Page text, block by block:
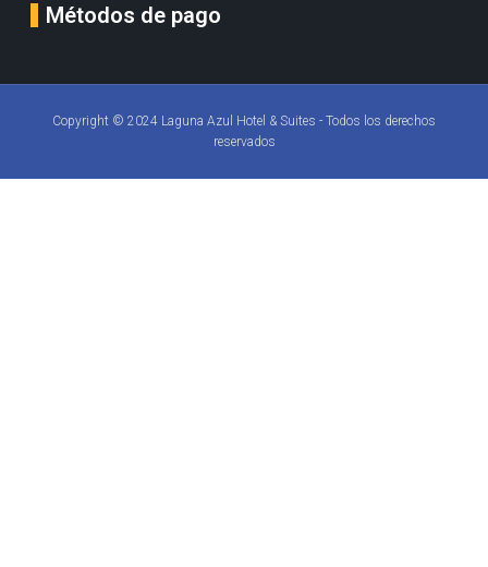
Métodos de pago
Copyright © 2024 Laguna Azul Hotel & Suites - Todos los derechos
reservados